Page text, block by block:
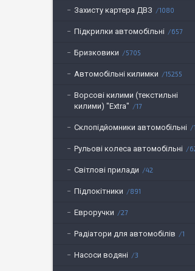
Захисту картера ДВЗ 1080
Підкрилки автомобільні 657
Бризковики 5705
Автомобільні килимки 15255
Ворсові килими (текстильні
килими) "Extra"
17
Склопідйомники автомобільні
Рульові колеса автомобільні
Світлові прилади 42
Підлокітники 891
Евроручки 27
Радіатори для автомобілів 1
Насоси водяні 3